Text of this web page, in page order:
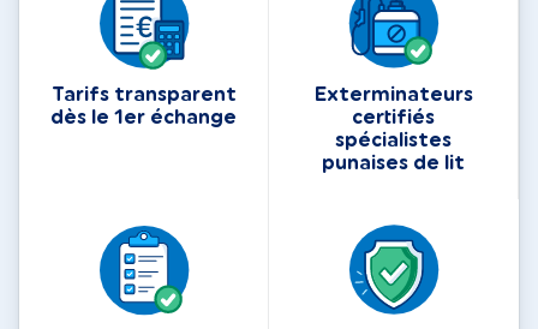
Tarifs transparent
dès le 1er échange
Exterminateurs
certifiés
spécialistes
punaises de lit